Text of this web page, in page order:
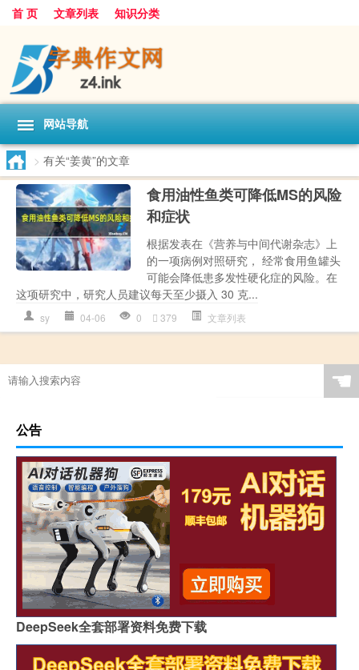
首 页 文章列表 知识分类
网站导航
> 有关“姜黄”的文章
食用油性鱼类可降低MS的风险
和症状
根据发表在《营养与中间代谢杂志》上
的一项病例对照研究， 经常食用鱼罐头
可能会降低患多发性硬化症的风险。在
这项研究中，研究人员建议每天至少摄入 30 克...
sy 04-06 0 379 文章列表
☚
公告
DeepSeek全套部署资料免费下载